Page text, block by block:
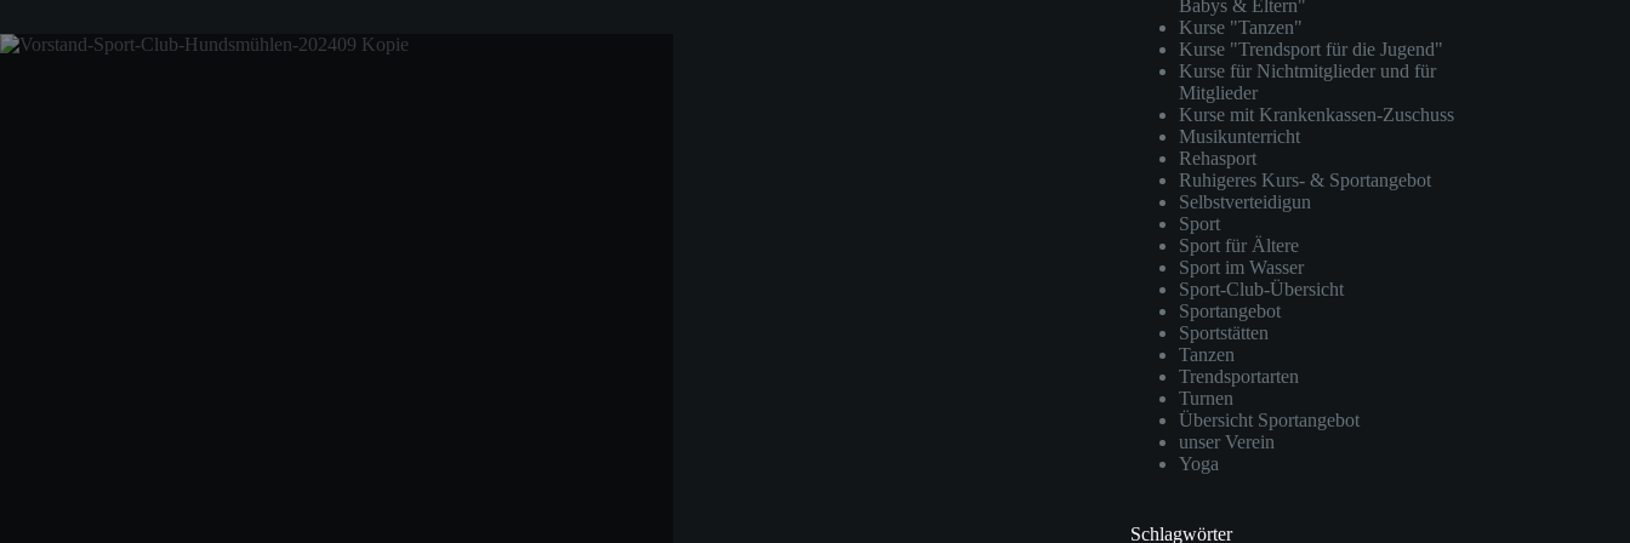
Babys & Eltern"
Kurse "Tanzen"
Kurse "Trendsport für die Jugend"
Kurse für Nichtmitglieder und für
Mitglieder
Kurse mit Krankenkassen-Zuschuss
Musikunterricht
Rehasport
Ruhigeres Kurs- & Sportangebot
Selbstverteidigun
Sport
Sport für Ältere
Sport im Wasser
Sport-Club-Übersicht
Sportangebot
Sportstätten
Tanzen
Trendsportarten
Turnen
Übersicht Sportangebot
unser Verein
Yoga
Schlagwörter